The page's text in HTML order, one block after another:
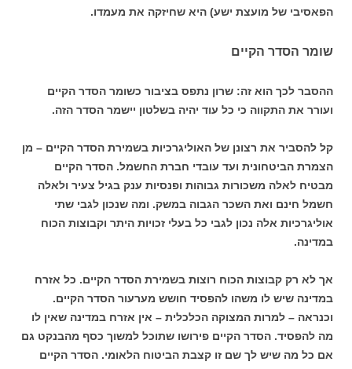
הפאסיבי של מועצת ישע) היא שחיזקה את מעמדו.
שומר הסדר הקיים
ההסבר לכך הוא זה: שרון נתפס בציבור כשומר הסדר הקיים
ועורר את התקווה כי כל עוד יהיה בשלטון יישמר הסדר הזה.
קל להסביר את רצונן של האוליגרכיות בשמירת הסדר הקיים – מן
הצמרת הביטחונית ועד עובדי חברת החשמל. הסדר הקיים
מבטיח לאלה משכורות גבוהות ופנסיות ענק בגיל צעיר ולאלה
חשמל חינם ואת השכר הגבוה במשק. ומה שנכון לגבי שתי
אוליגרכיות אלה נכון לגבי כל בעלי זכויות היתר וקבוצות הכוח
במדינה.
אך לא רק קבוצות הכוח רוצות בשמירת הסדר הקיים. כל אזרח
במדינה שיש לו משהו להפסיד חושש מערעור הסדר הקיים.
וכנראה – למרות המצוקה הכלכלית – אין אזרח במדינה שאין לו
מה להפסיד. הסדר הקיים פירושו שתוכל למשוך כסף מהבנקט גם
אם כל מה שיש לך שם זו קצבת הביטוח הלאומי. הסדר הקיים